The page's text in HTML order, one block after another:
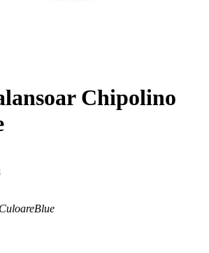
Chipolino
CuloareBlue